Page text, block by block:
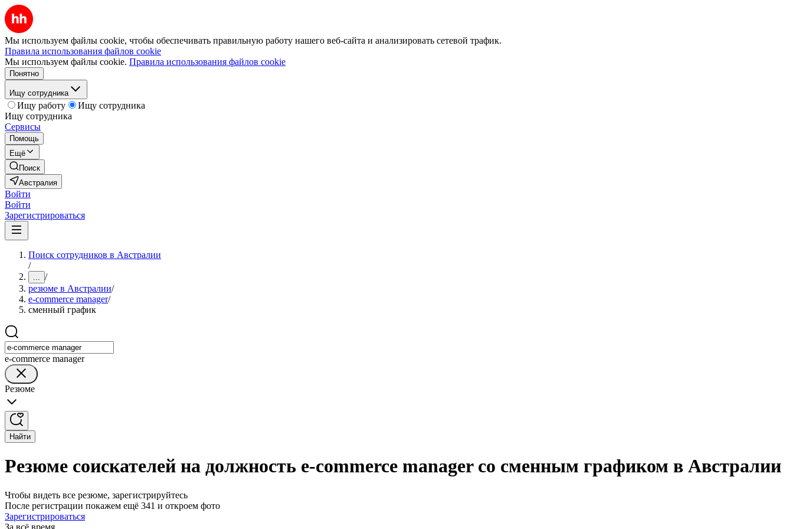
Мы используем файлы cookie, чтобы обеспечивать правильную работу нашего веб-сайта и анализировать сетевой трафик.
Правила использования файлов cookie
Мы используем файлы cookie. Правила использования файлов cookie
Понятно
Ищу сотрудника
Ищу работу
Ищу сотрудника
Ищу сотрудника
Сервисы
Помощь
Ещё
Поиск
Австралия
Войти
Войти
Зарегистрироваться
Поиск сотрудников в Австралии
/
... /
резюме в Австралии/
e-commerce manager/
сменный график
e-commerce manager
Резюме
Найти
Резюме соискателей на должность e-commerce manager со сменным графиком в Австралии
Чтобы видеть все резюме, зарегистрируйтесь
После регистрации покажем ещё 341 и откроем фото
Зарегистрироваться
За всё время